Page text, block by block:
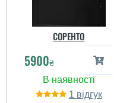
СОРЕНТО
5900₴
1